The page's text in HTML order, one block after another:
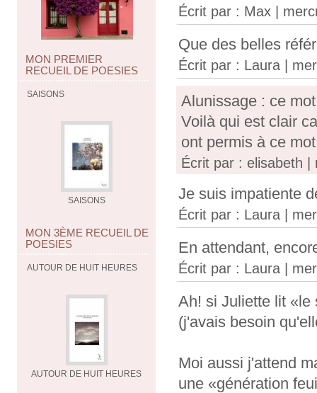
MON PREMIER
RECUEIL DE POESIES
SAISONS
SAISONS
MON 3ÈME RECUEIL DE
POESIES
AUTOUR DE HUIT HEURES
AUTOUR DE HUIT HEURES
Écrit par : Max |
Que des belles
Écrit par : Laura |
Alunissage : ce
Voilà qui est clair
ont permis à ce
Écrit par : elisabeth |
Je suis impatiente
Écrit par : Laura |
En attendant,
Écrit par : Laura |
Ah! si Juliette lit «le
(j'avais besoin
Moi aussi j'attend
une «génération